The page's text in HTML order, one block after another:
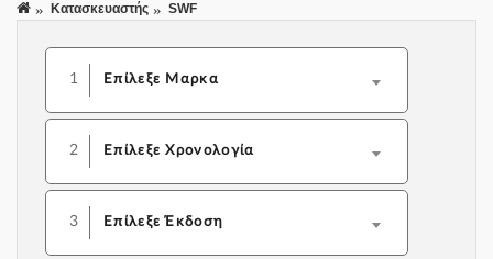
Κατασκευαστής SWF
1 Επίλεξε Μαρκα
2 Επίλεξε Χρονολογία
3 Επίλεξε Έκδοση